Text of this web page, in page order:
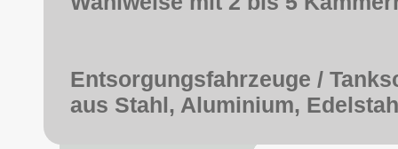
Entsorgungsfahrzeuge /
aus Stahl, Aluminium,